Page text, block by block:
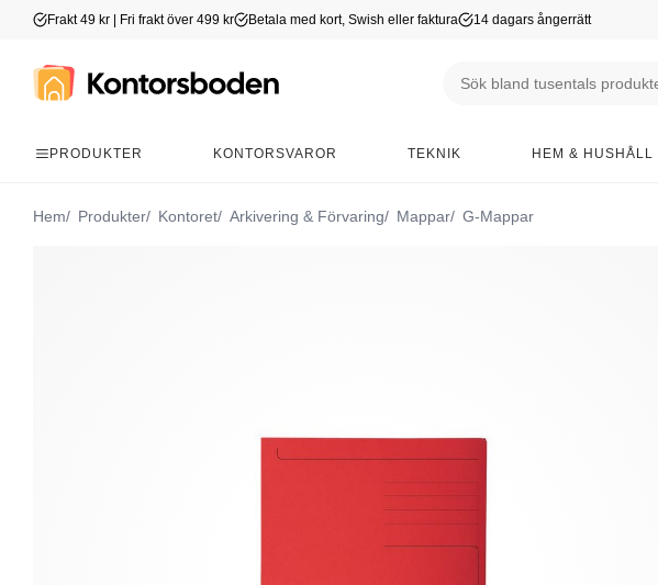
Frakt 49 kr | Fri frakt över 499 kr Betala med kort, Swish eller faktura 14 dagars ångerrätt
PRODUKTER KONTORSVAROR TEKNIK HEM & HUSHÅLL
Hem Produkter Kontoret Arkivering & Förvaring Mappar G-Mappar